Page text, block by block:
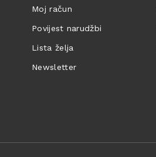
Moj račun
Povijest narudžbi
Lista želja
Newsletter